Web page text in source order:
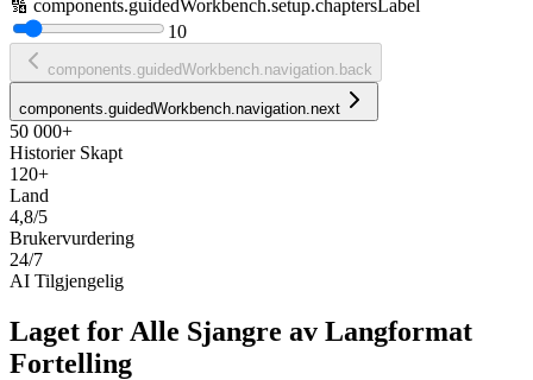
🔢 components.guidedWorkbench.setup.chaptersLabel
10
components.guidedWorkbench.navigation.back
components.guidedWorkbench.navigation.next
50 000+
Historier Skapt
120+
Land
4,8/5
Brukervurdering
24/7
AI Tilgjengelig
Laget for Alle Sjangre av Langformat
Fortelling